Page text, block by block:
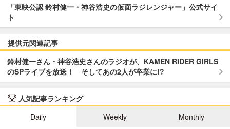
「東映公認 鈴村健一・神谷浩史の仮面ラジレンジャー」公式サイ
ト
提供元関連記事
鈴村健一さん・神谷浩史さんのラジオが、KAMEN RIDER GIRLS
のSPライブを放送！ そしてあの2人が卒業に!?
人気記事ランキング
Daily
Weekly Monthly